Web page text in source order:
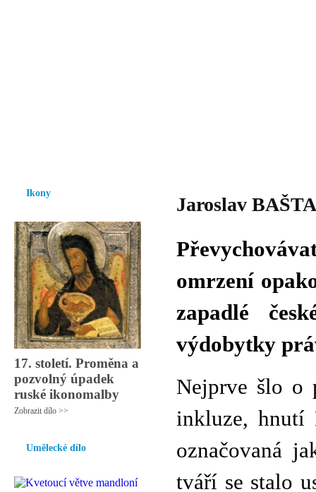
Ikony
17. století. Proměna a
pozvolný úpadek
ruské ikonomalby
Zobrazit dílo >>
Umělecké dílo
Jaroslav
omrzení
zapadlé
výdobytky
Nejprve šlo o
inkluze, hnutí
označovaná
tváří se stalo